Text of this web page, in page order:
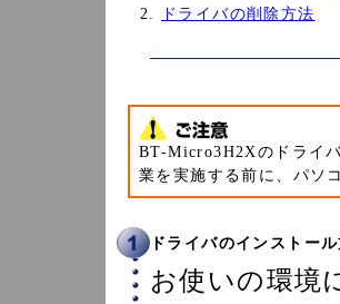
ドライバの削除方法
BT-Micro3H2Xのドライ
業を実施する前に、パソ
ドライバのインストー
お使いの環境